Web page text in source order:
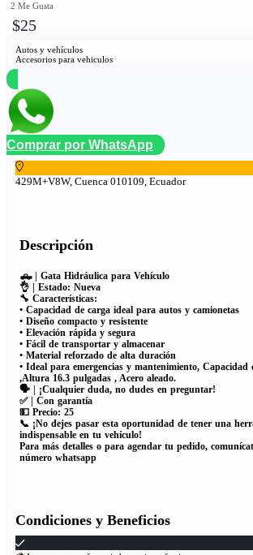
2 Me Gusta
$25
Autos y vehículos
Accesorios para vehiculos
Comprar por WhatsApp
429M+V8W, Cuenca 010109, Ecuador
Descripción
🛻 | Gata Hidráulica para Vehículo
👌 | Estado: Nueva
🔧 Características:
• Capacidad de carga ideal para autos y camionetas
• Diseño compacto y resistente
• Elevación rápida y segura
• Fácil de transportar y almacenar
• Material reforzado de alta duración
• Ideal para emergencias y mantenimiento, Capacidad
,Altura 16.3 pulgadas , Acero aleado.
🗣 | ¡Cualquier duda, no dudes en preguntar!
✅ | Con garantía
💵 Precio: 25
📞 ¡No dejes pasar esta oportunidad de tener una
indispensable en tu vehículo!
Para más detalles o para agendar tu pedido,
número whatsapp
Condiciones y Beneficios